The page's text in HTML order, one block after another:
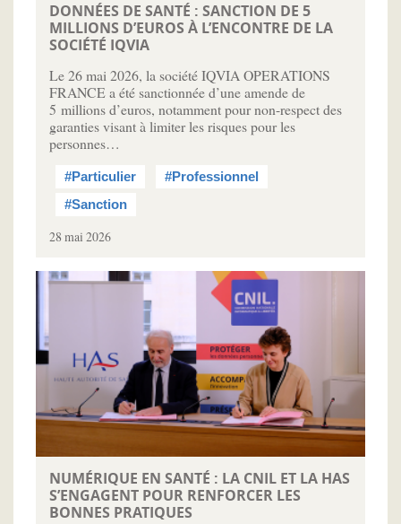
DONNÉES DE SANTÉ : SANCTION DE 5
MILLIONS D’EUROS À L’ENCONTRE DE LA
SOCIÉTÉ IQVIA
Le 26 mai 2026, la société IQVIA OPERATIONS
FRANCE a été sanctionnée d’une amende de
5 millions d’euros, notamment pour non-respect des
garanties visant à limiter les risques pour les
personnes…
#Particulier
#Professionnel
#Sanction
28 mai 2026
NUMÉRIQUE EN SANTÉ : LA CNIL ET LA HAS
S’ENGAGENT POUR RENFORCER LES
BONNES PRATIQUES